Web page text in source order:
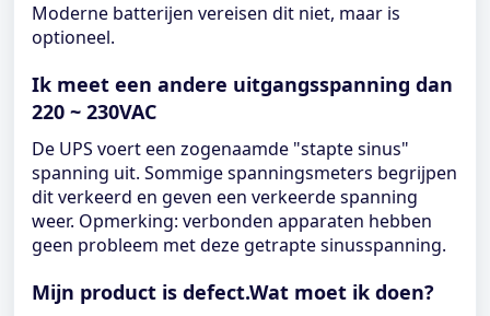
Moderne batterijen vereisen dit niet, maar is
optioneel.
Ik meet een andere uitgangsspanning dan
220 ~ 230VAC
De UPS voert een zogenaamde "stapte sinus"
spanning uit. Sommige spanningsmeters begrijpen
dit verkeerd en geven een verkeerde spanning
weer. Opmerking: verbonden apparaten hebben
geen probleem met deze getrapte sinusspanning.
Mijn product is defect.Wat moet ik doen?